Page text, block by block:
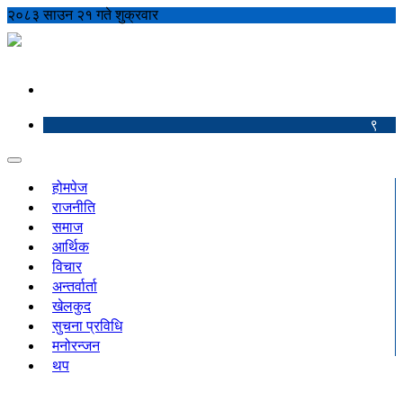
२०८३ साउन २१ गते शुक्रवार
९
होमपेज
राजनीति
समाज
आर्थिक
विचार
अन्तर्वार्ता
खेलकुद
सुचना प्रविधि
मनोरन्जन
थप